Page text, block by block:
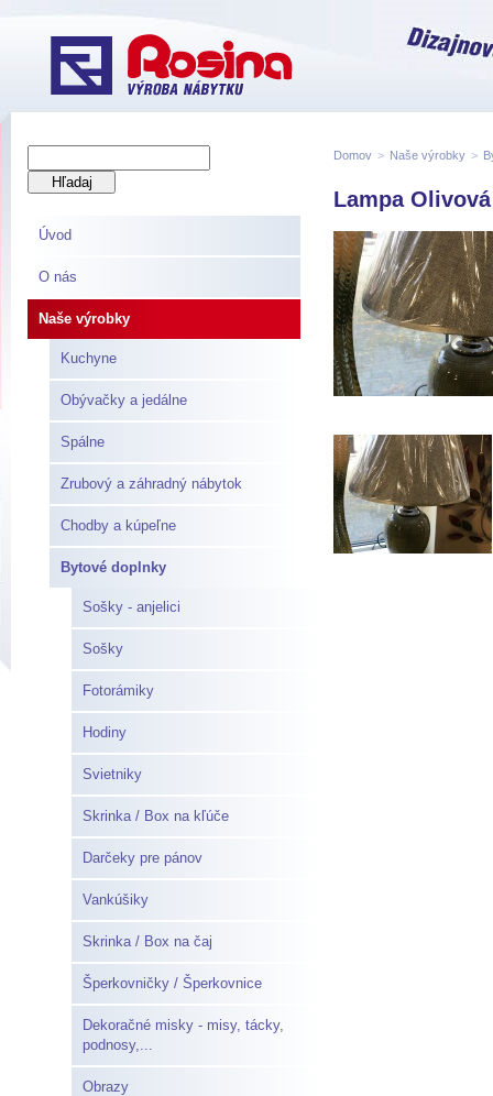
Úvod
O nás
Naše výrobky
Kuchyne
Obývačky a jedálne
Spálne
Zrubový a záhradný nábytok
Chodby a kúpeľne
Bytové doplnky
Sošky - anjelici
Sošky
Fotorámiky
Hodiny
Svietniky
Skrinka / Box na kľúče
Darčeky pre pánov
Vankúšiky
Skrinka / Box na čaj
Šperkovničky / Šperkovnice
Dekoračné misky - misy, tácky,
podnosy,...
Obrazy
Domov > Naše výrobky >
Lampa